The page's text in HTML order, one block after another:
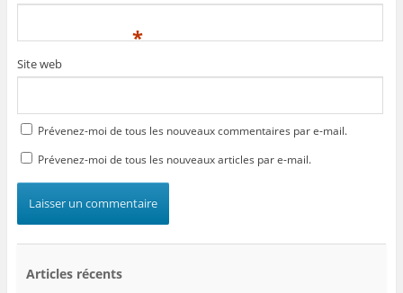
*
Site web
Prévenez-moi de tous les nouveaux commentaires par e-mail.
Prévenez-moi de tous les nouveaux articles par e-mail.
Articles récents